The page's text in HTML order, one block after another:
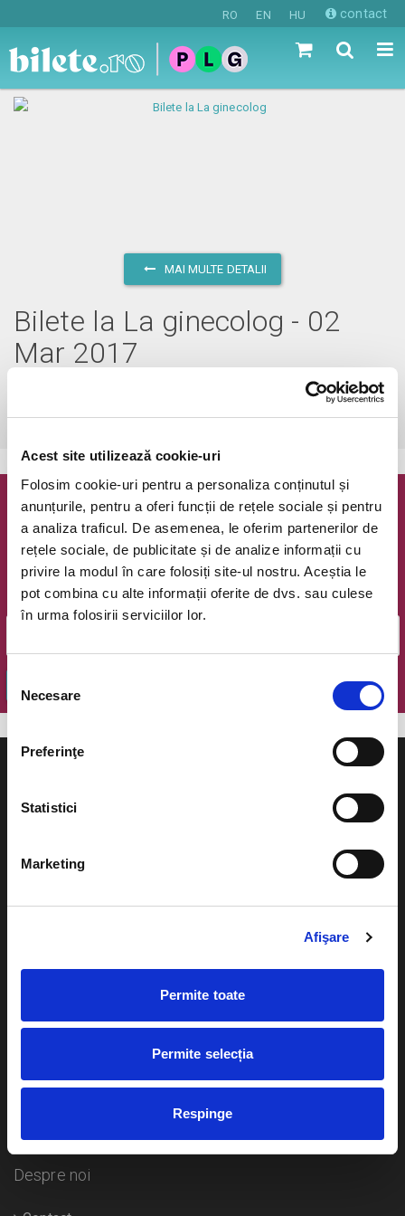
Acest site utilizează cookie-uri
Folosim cookie-uri pentru a personaliza conținutul și
anunțurile, pentru a oferi funcții de rețele sociale și pentru
a analiza traficul. De asemenea, le oferim partenerilor de
rețele sociale, de publicitate și de analize informații cu
privire la modul în care folosiți site-ul nostru. Aceștia le
pot combina cu alte informații oferite de dvs. sau culese
în urma folosirii serviciilor lor.
consimțământului
Necesare
Preferinţe
Statistici
Marketing
Afişare
Permite toate
Permite selecția
Respinge
RO EN HU contact
MAI MULTE DETALII
Bilete la La ginecolog - 02
Mar 2017
Bucuresti, The Hubvezi pe harta
Newsletter @ Bilete.ro
Oferte exclusive si o editie saptamanala cu cele mai noi
evenimente.
Email
Plata online sau cash
Livrare prin curier
Duplicare bilete
Concerte si
Despre noi